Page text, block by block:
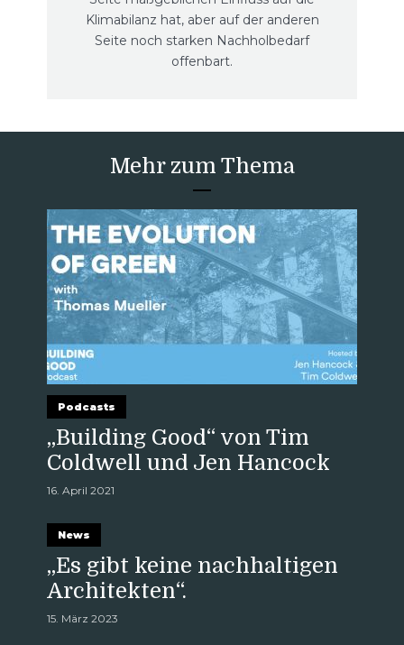
Klimabilanz hat, aber auf der anderen
Seite noch starken Nachholbedarf
offenbart.
Mehr zum Thema
Podcasts
„Building Good“ von Tim
Coldwell und Jen Hancock
16. April 2021
News
„Es gibt keine nachhaltigen
Architekten“.
15. März 2023